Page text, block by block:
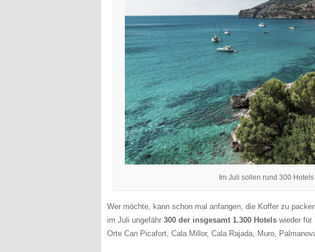
Im Juli sollen rund 300
Wer möchte, kann schon mal anfangen, die Koffer zu
im Juli ungefähr 300 der insgesamt 1.300 Hotels wieder für
Orte Can Picafort, Cala Millor, Cala Rajada, Muro,